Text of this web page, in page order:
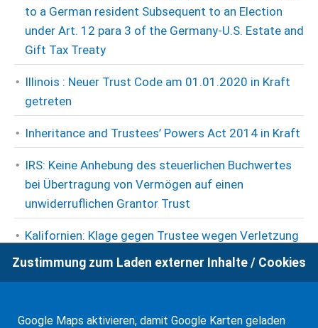
to a German resident Subsequent to an Election
under Art. 12 para 3 of the Germany-U.S. Estate and
Gift Tax Treaty
Illinois : Neuer Trust Code am 01.01.2020 in Kraft
getreten
Inheritance and Trustees’ Powers Act 2014 in Kraft
IRS: Keine Anhebung des steuerlichen Buchwertes
bei Übertragung von Vermögen auf einen
unwiderruflichen Grantor Trust
Kalifornien: Klage gegen Trustee wegen Verletzung
von Pflichten zu Lebzeiten des Grantor
Zustimmung zum Laden externer Inhalte / Cookies
Google Maps aktivieren, damit Google Karten geladen